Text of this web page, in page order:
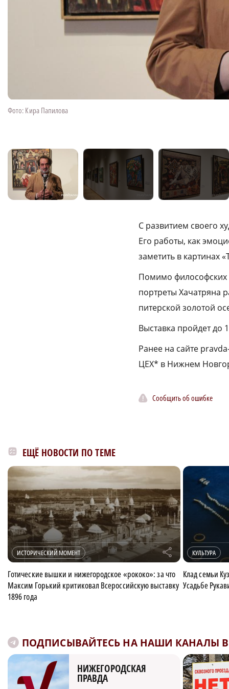
Фото: Кира Папилова
С развитием своего
Его работы, как
заметить в картинах
Помимо философских
портреты Хачатряна
питерской золотой
Выставка пройдет до
Ранее на сайте
ЦЕХ* в Нижнем
Сообщить об ошибке
ЕЩЁ НОВОСТИ ПО ТЕМЕ
ИСТОРИЧЕСКИЙ МОМЕНТ r
Готические вышки и нижегородское «рококо»: за что
Максим Горький критиковал Всероссийскую выставку
1896 года
КУЛЬТУРА
Клад семьи
Усадьбе
ПОДПИСЫВАЙТЕСЬ НА НАШИ КАНАЛЫ В
НИЖЕГОРОДСКАЯ
ПРАВДА